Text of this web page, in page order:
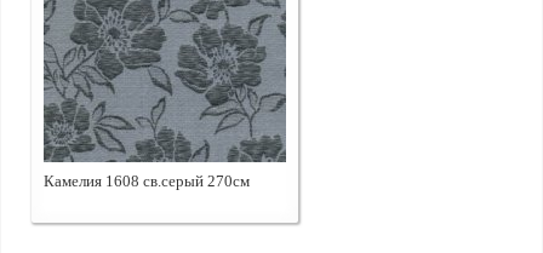
Камелия 1608 св.серый 270см